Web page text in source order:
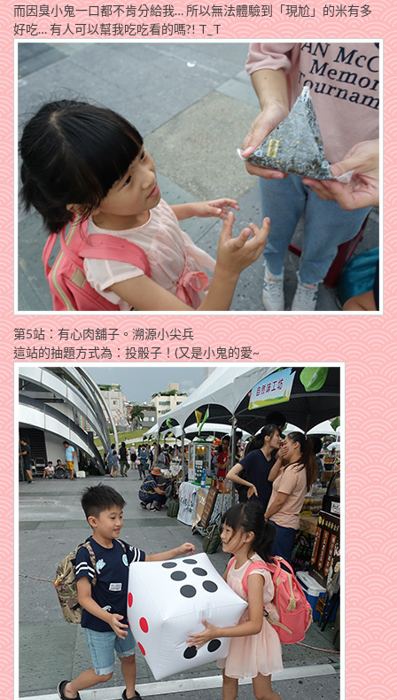
而因臭小鬼一口都不肯分給我… 所以無法體驗到「現尬」的米有多
好吃… 有人可以幫我吃吃看的嗎?! T_T
第5站：有心肉舖子。溯源小尖兵
這站的抽題方式為：投骰子！(又是小鬼的愛~